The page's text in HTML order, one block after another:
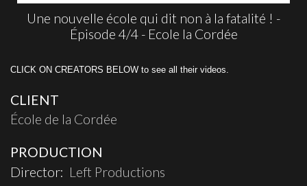
Une nouvelle école qui dit non à la fatalité ! -
Épisode 4/4 - Ecole la Cordée
CLICK ON CREATORS BELOW to see all their videos.
CLIENT
École de la Cordée
PRODUCTION
Director: Left Productions